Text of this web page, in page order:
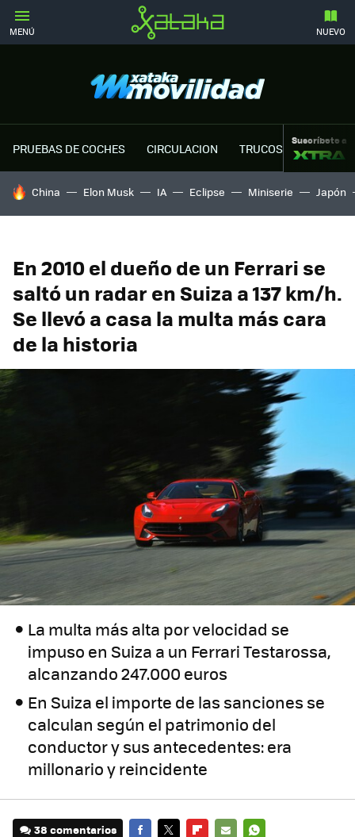
MENÚ NUEVO
PRUEBAS DE COCHES CIRCULACION TRUCOS MOTOR
Suscríbete a
HOY SE HABLA DE
China Elon Musk IA Eclipse Miniserie Japón
En 2010 el dueño de un Ferrari se
saltó un radar en Suiza a 137 km/h.
Se llevó a casa la multa más cara
de la historia
La multa más alta por velocidad se
impuso en Suiza a un Ferrari Testarossa,
alcanzando 247.000 euros
En Suiza el importe de las sanciones se
calculan según el patrimonio del
conductor y sus antecedentes: era
millonario y reincidente
38 comentarios